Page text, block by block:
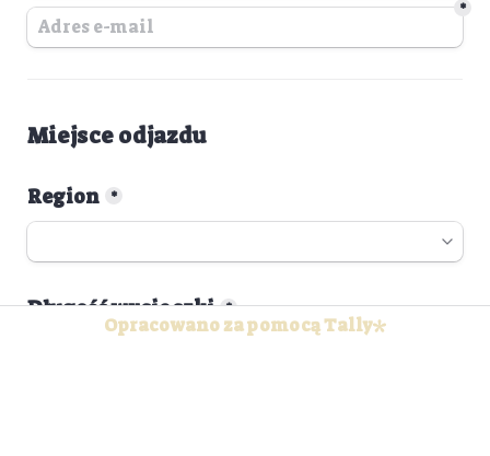
*
Miejsce odjazdu
Region *
Długość wycieczki *
Opracowano za pomocą Tally